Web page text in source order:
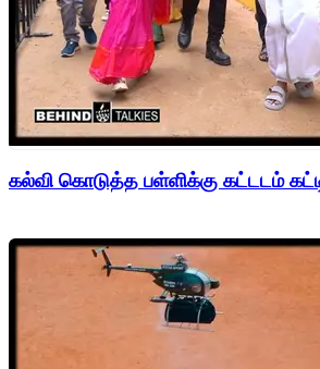
கல்வி கொடுத்த பள்ளிக்கு கட்டடம்